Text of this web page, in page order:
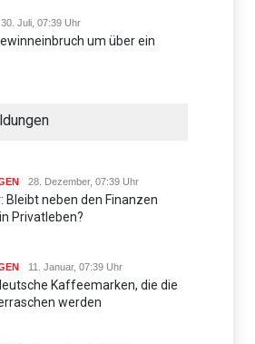
30. Juli, 07:39 Uhr
um über ein
28. Dezember, 07:39 Uhr
Bleibt neben den Finanzen
Privatleben?
11. Januar, 07:39 Uhr
Kaffeemarken, die die
werden